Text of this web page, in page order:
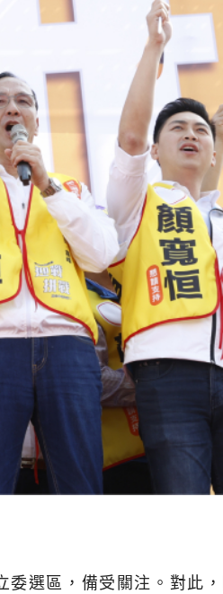
選區，備受關注。對此